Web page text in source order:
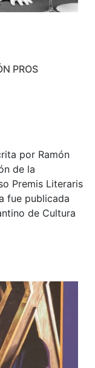
PROS
por Ramón
de la
Premis Literaris
fue publicada
de Cultura